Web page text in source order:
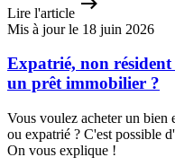
Lire l'article
Mis à jour le 18 juin 2026
Expatrié, non
un prêt immobilier ?
Vous voulez acheter un bien
ou expatrié ? C'est possible
On vous explique !